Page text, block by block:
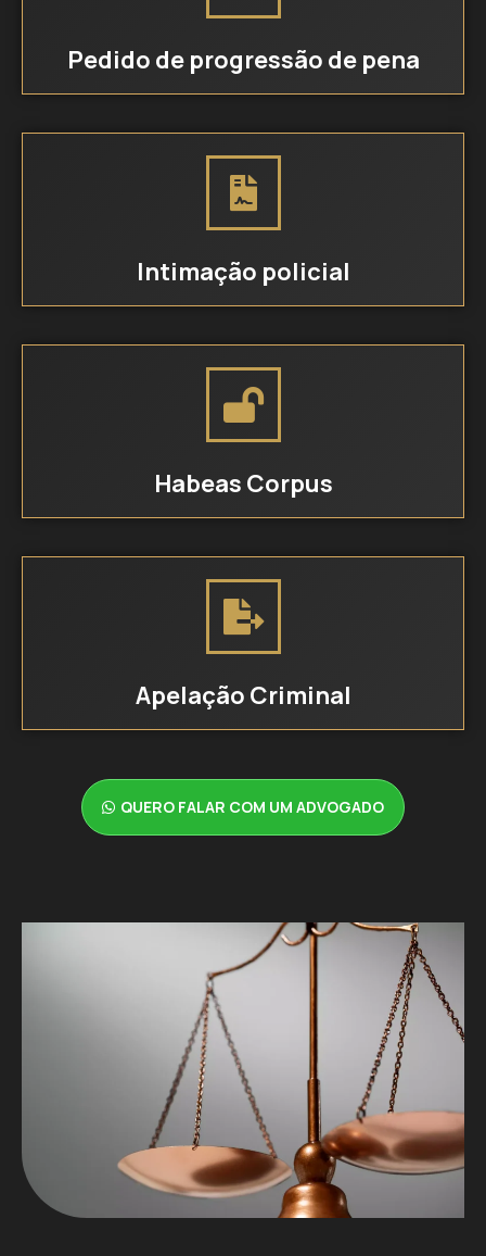
Pedido de progressão de pena
Intimação policial
Habeas Corpus
Apelação Criminal
QUERO FALAR COM UM ADVOGADO